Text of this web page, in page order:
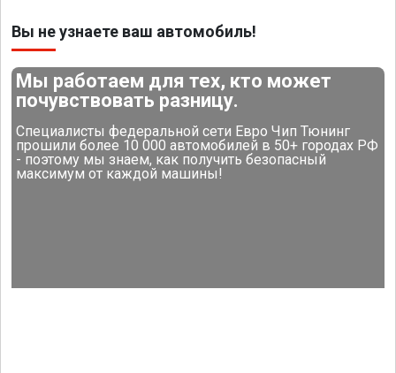
Вы не узнаете ваш автомобиль!
Мы работаем для тех, кто может
почувствовать разницу.
Специалисты федеральной сети Евро Чип Тюнинг
прошили более 10 000 автомобилей в 50+ городах РФ
- поэтому мы знаем, как получить безопасный
максимум от каждой машины!